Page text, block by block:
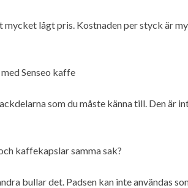
mycket lågt pris. Kostnaden per styck är
Senseo kaffe
som du måste känna till. Den
kaffekapslar samma sak?
bullar det. Padsen kan inte användas